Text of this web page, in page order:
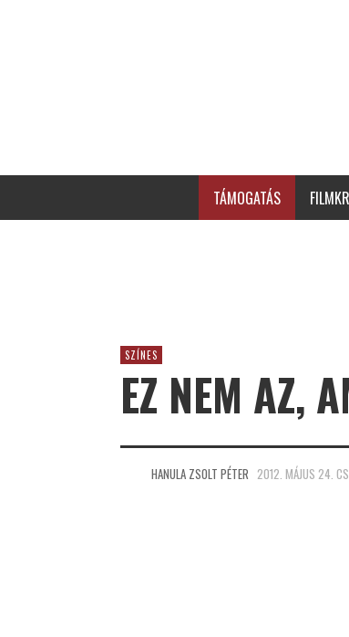
TÁMOGATÁS
SZÍNES
EZ NEM AZ,
HANULA ZSOLT PÉTER 2012. MÁJUS 24.